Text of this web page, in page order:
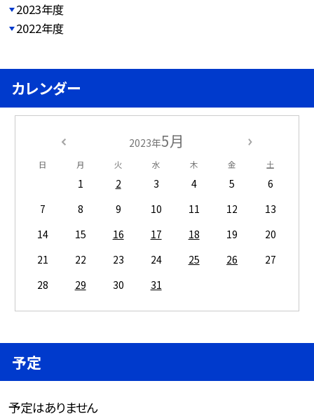
2023年度
2022年度
カレンダー
2023年5月
日 月 火 水 木 金 土
1 2 3 4 5
6
7
8 9 10 11 12
13
14
15 16 17 18 19
20
21
22 23 24 25 26
27
28
29 30 31
予定
予定はありません